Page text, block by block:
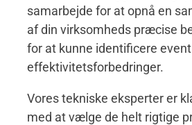
samarbejde for at opnå en
af din virksomheds præcise
for at kunne identificere
effektivitetsforbedringer.
Vores tekniske eksperter er
med at vælge de helt rigtige